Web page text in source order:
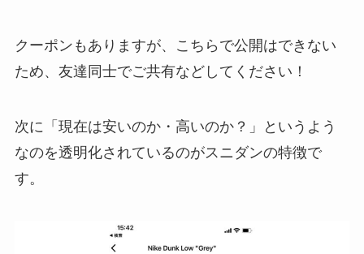
クーポンもありますが、こちらで公開はできない
ため、友達同士でご共有などしてください！
次に「現在は安いのか・高いのか？」というよう
なのを透明化されているのがスニダンの特徴で
す。